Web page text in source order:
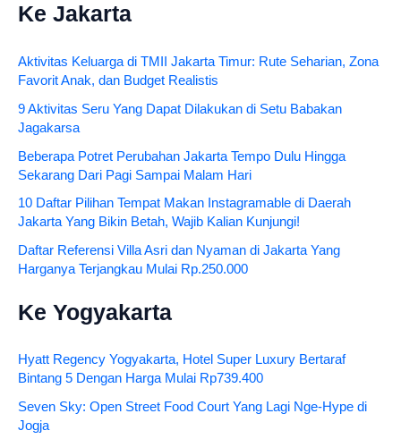
Ke Jakarta
Aktivitas Keluarga di TMII Jakarta Timur: Rute Seharian, Zona
Favorit Anak, dan Budget Realistis
9 Aktivitas Seru Yang Dapat Dilakukan di Setu Babakan
Jagakarsa
Beberapa Potret Perubahan Jakarta Tempo Dulu Hingga
Sekarang Dari Pagi Sampai Malam Hari
10 Daftar Pilihan Tempat Makan Instagramable di Daerah
Jakarta Yang Bikin Betah, Wajib Kalian Kunjungi!
Daftar Referensi Villa Asri dan Nyaman di Jakarta Yang
Harganya Terjangkau Mulai Rp.250.000
Ke Yogyakarta
Hyatt Regency Yogyakarta, Hotel Super Luxury Bertaraf
Bintang 5 Dengan Harga Mulai Rp739.400
Seven Sky: Open Street Food Court Yang Lagi Nge-Hype di
Jogja